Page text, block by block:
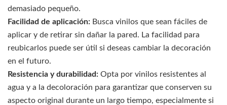
demasiado pequeño.
Facilidad de aplicación: Busca vinilos que sean fáciles de
aplicar y de retirar sin dañar la pared. La facilidad para
reubicarlos puede ser útil si deseas cambiar la decoración
en el futuro.
Resistencia y durabilidad: Opta por vinilos resistentes al
agua y a la decoloración para garantizar que conserven su
aspecto original durante un largo tiempo, especialmente si